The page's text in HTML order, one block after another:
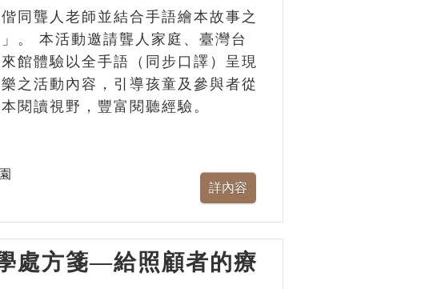
同聾人老師並結合手語繪本故事之
。 本活動邀請聾人家庭、臺灣台
館體驗以全手語（同步口譯）呈現
之活動內容，引導孩童及參與者從
閱讀視野，豐富閱聽經驗。
處方箋—給照顧者的療